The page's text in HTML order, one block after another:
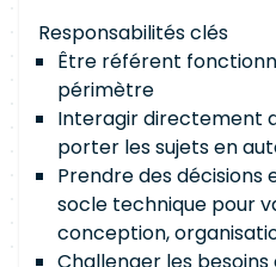
Responsabilités clés
Être référent
périmètre
Interagir directement
porter les sujets en
Prendre des décisions
socle technique pour
conception,